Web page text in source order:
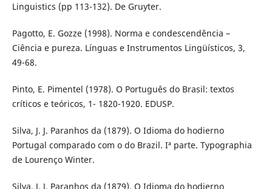
Linguistics (pp 113-132). De Gruyter.
Pagotto, E. Gozze (1998). Norma e condescendência –
Ciência e pureza. Línguas e Instrumentos Lingüísticos, 3,
49-68.
Pinto, E. Pimentel (1978). O Português do Brasil: textos
críticos e teóricos, 1- 1820-1920. EDUSP.
Silva, J. J. Paranhos da (1879). O Idioma do hodierno
Portugal comparado com o do Brazil. Iª parte. Typographia
de Lourenço Winter.
Silva, J. J. Paranhos da (1879). O Idioma do hodierno